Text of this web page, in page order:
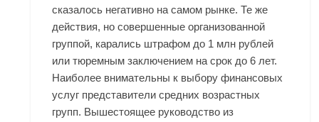
сказалось негативно на самом рынке. Те же
действия, но совершенные организованной
группой, карались штрафом до 1 млн рублей
или тюремным заключением на срок до 6 лет.
Наиболее внимательны к выбору финансовых
услуг представители средних возрастных
групп. Вышестоящее руководство из